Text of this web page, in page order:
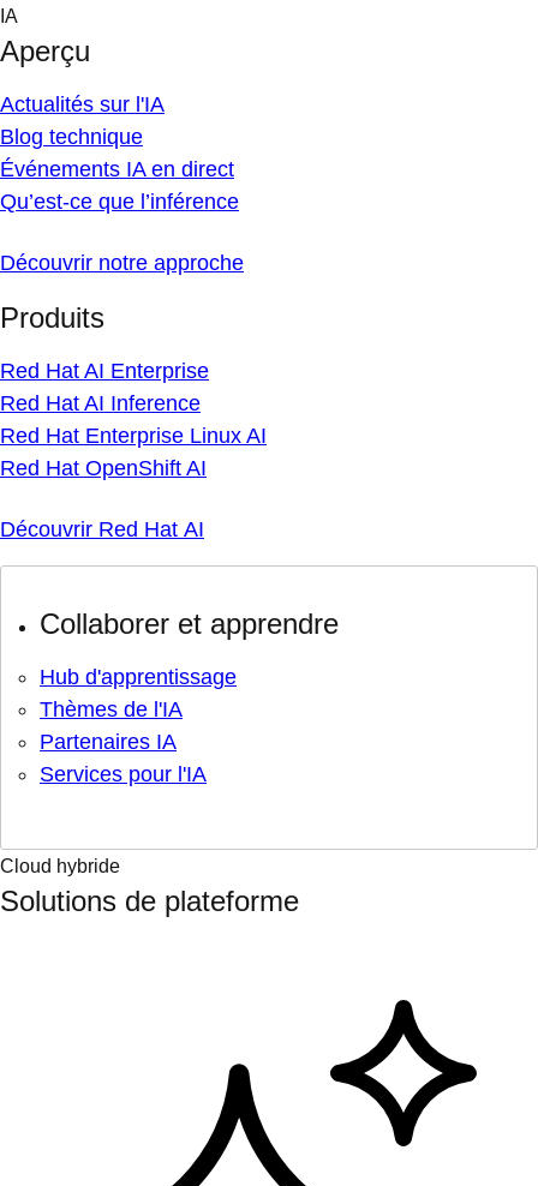
Skip
content
IA
Aperçu
Actualités sur l'IA
Blog technique
Événements IA en direct
Qu’est-ce que l’inférence
Découvrir notre approche
Produits
Red Hat AI Enterprise
Red Hat AI Inference
Red Hat Enterprise Linux AI
Red Hat OpenShift AI
Découvrir Red Hat AI
Collaborer et apprendre
Hub d'apprentissage
Thèmes de l'IA
Partenaires IA
Services pour l'IA
Cloud hybride
Solutions de plateforme